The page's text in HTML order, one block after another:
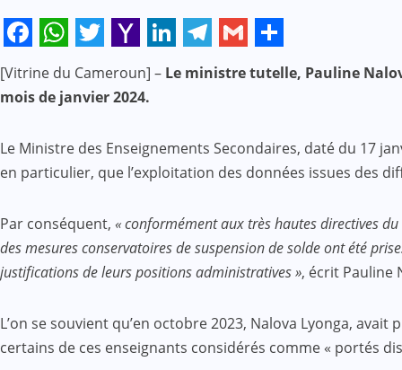
Facebook
WhatsApp
Twitter
Yahoo
Mail
LinkedIn
Telegram
Gmail
Share
[Vitrine du Cameroun] – Le ministre tutelle, Pauline
mois de janvier 2024.
Le Ministre des Enseignements Secondaires, daté du 17
en particulier, que l’exploitation des données issues des
Par conséquent, « conformément aux très hautes directives
des mesures conservatoires de suspension de solde ont été
justifications de leurs positions administratives », écrit Pauline
L’on se souvient qu’en octobre 2023, Nalova Lyonga,
certains de ces enseignants considérés comme « portés